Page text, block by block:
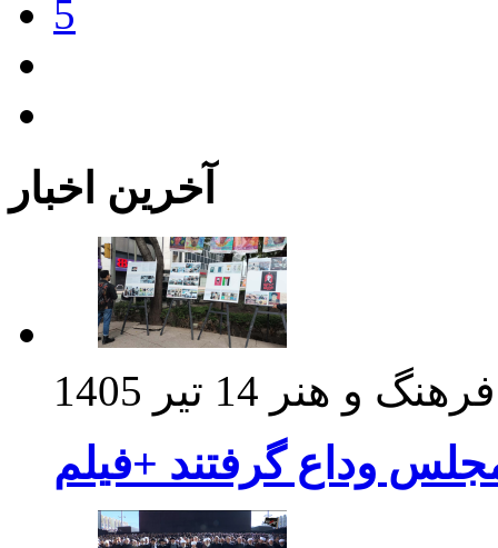
5
آخرین اخبار
فرهنگ و هنر 14 تیر 1405
وداع گرفتند +فیلم